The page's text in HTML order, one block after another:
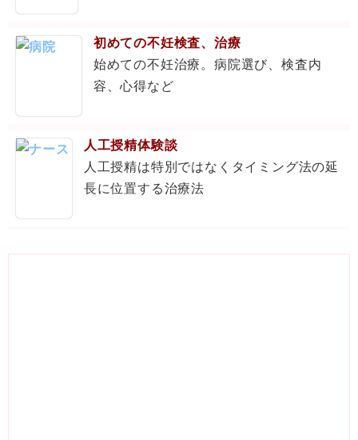
初めての不妊検査、治療
始めての不妊治療。病院選び、検査内
容、心得など
人工授精体験談
人工授精は特別ではなくタイミング法の延
長に位置する治療法